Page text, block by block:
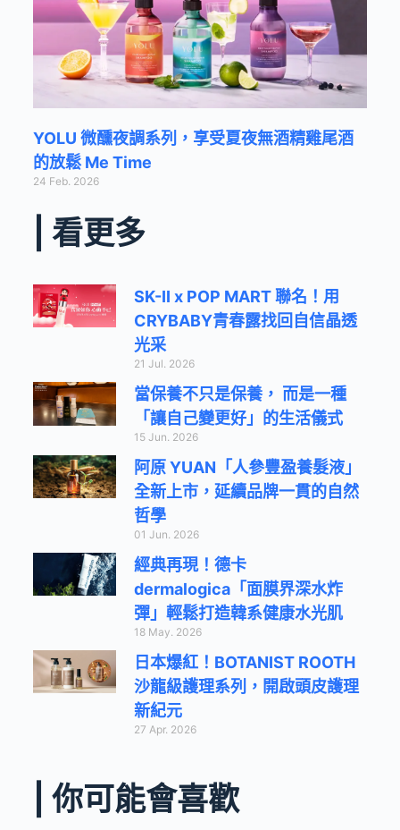
YOLU 微醺夜調系列，享受夏夜無酒精雞尾酒
的放鬆 Me Time
24 Feb. 2026
| 看更多
SK-II x POP MART 聯名！用
CRYBABY青春露找回自信晶透
光采
21 Jul. 2026
當保養不只是保養， 而是一種
「讓自己變更好」的生活儀式
15 Jun. 2026
阿原 YUAN「人參豐盈養髮液」
全新上市，延續品牌一貫的自然
哲學
01 Jun. 2026
經典再現！德卡
dermalogica「面膜界深水炸
彈」輕鬆打造韓系健康水光肌
18 May. 2026
日本爆紅！BOTANIST ROOTH
沙龍級護理系列，開啟頭皮護理
新紀元
27 Apr. 2026
| 你可能會喜歡